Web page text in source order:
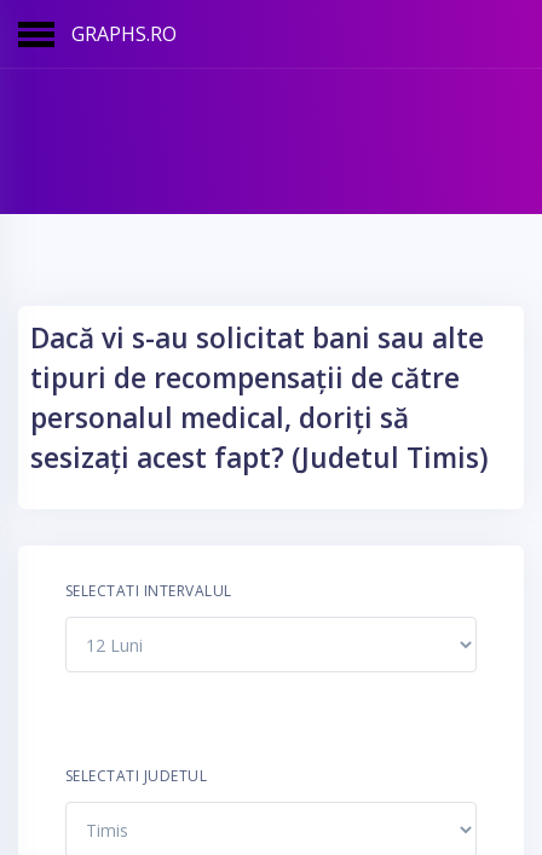
GRAPHS.RO
Dacă vi s-au solicitat bani sau alte
tipuri de recompensații de către
personalul medical, doriți să
sesizați acest fapt? (Judetul Timis)
SELECTATI INTERVALUL
SELECTATI JUDETUL